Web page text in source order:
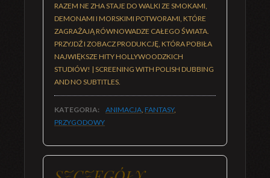
RAZEM NE ZHA STAJE DO WALKI ZE SMOKAMI,
DEMONAMI I MORSKIMI POTWORAMI, KTÓRE
ZAGRAŻAJĄ RÓWNOWADZE CAŁEGO ŚWIATA.
PRZYJDŹ I ZOBACZ PRODUKCJĘ, KTÓRA POBIŁA
NAJWIĘKSZE HITY HOLLYWOODZKICH
STUDIÓW! | SCREENING WITH POLISH DUBBING
AND NO SUBTITLES.
KATEGORIA: ANIMACJA, FANTASY,
PRZYGODOWY